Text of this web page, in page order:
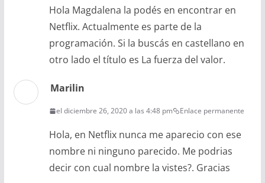
Hola Magdalena la podés en encontrar en
Netflix. Actualmente es parte de la
programación. Si la buscás en castellano en
otro lado el título es La fuerza del valor.
Marilin
el diciembre 26, 2020 a las 4:48 pm Enlace permanente
Hola, en Netflix nunca me aparecio con ese
nombre ni ninguno parecido. Me podrias
decir con cual nombre la vistes?. Gracias